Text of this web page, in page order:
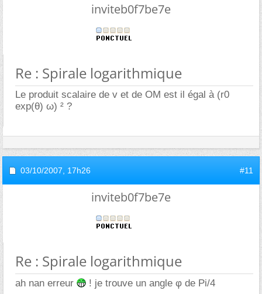
inviteb0f7be7e
Re : Spirale logarithmique
Le produit scalaire de v et de OM est il égal à (r0
exp(θ) ω) ² ?
03/10/2007, 17h26 #11
inviteb0f7be7e
Re : Spirale logarithmique
ah nan erreur ! je trouve un angle φ de Pi/4